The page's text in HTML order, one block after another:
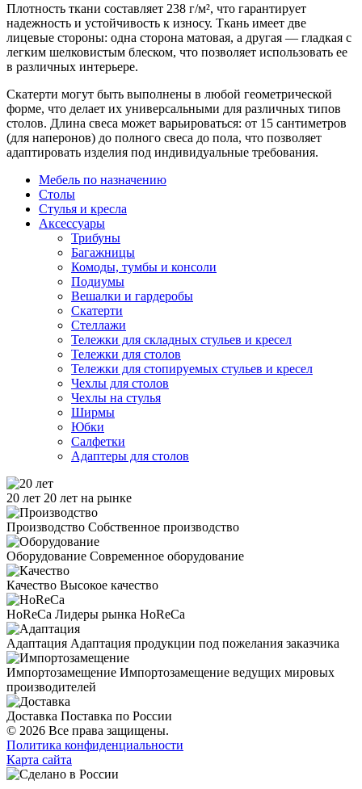
Плотность ткани составляет 238 г/м², что гарантирует
надежность и устойчивость к износу. Ткань имеет две
лицевые стороны: одна сторона матовая, а другая — гладкая с
легким шелковистым блеском, что позволяет использовать ее
в различных интерьере.
Скатерти могут быть выполнены в любой геометрической
форме, что делает их универсальными для различных типов
столов. Длина свеса может варьироваться: от 15 сантиметров
(для наперонов) до полного свеса до пола, что позволяет
адаптировать изделия под индивидуальные требования.
Мебель по назначению
Столы
Стулья и кресла
Аксессуары
Трибуны
Багажницы
Комоды, тумбы и консоли
Подиумы
Вешалки и гардеробы
Скатерти
Стеллажи
Тележки для складных стульев и кресел
Тележки для столов
Тележки для стопируемых стульев и кресел
Чехлы для столов
Чехлы на стулья
Ширмы
Юбки
Салфетки
Адаптеры для столов
20 лет 20 лет на рынке
Производство Собственное производство
Оборудование Современное оборудование
Качество Высокое качество
HoReCa Лидеры рынка HoReCa
Адаптация Адаптация продукции под пожелания заказчика
Импортозамещение Импортозамещение ведущих мировых
производителей
Доставка Поставка по России
© 2026 Все права защищены.
Политика конфиденциальности
Карта сайта